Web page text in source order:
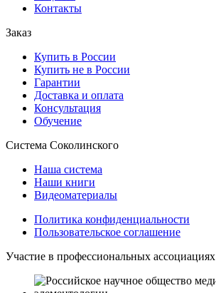
Контакты
Заказ
Купить в России
Купить не в России
Гарантии
Доставка и оплата
Консультация
Обучение
Система Соколинского
Наша система
Наши книги
Видеоматериалы
Политика конфиденциальности
Пользовательское соглашение
Участие в профессиональных ассоциациях